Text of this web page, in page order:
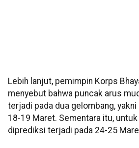
Lebih lanjut, pemimpin Korps
menyebut bahwa puncak arus
terjadi pada dua gelombang,
18-19 Maret. Sementara itu,
diprediksi terjadi pada 24-25